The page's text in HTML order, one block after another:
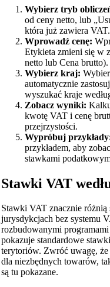
Wybierz tryb
od ceny netto, lub
która już zawiera VAT.
Wprowadź cenę:
Etykieta zmieni się w
netto lub Cena brutto).
Wybierz kraj:
automatycznie
wyszukać kraje
Zobacz wyniki:
kwotę VAT i cenę
przejrzystości.
Wypróbuj
przykładem, aby
stawkami
Stawki VAT
Stawki VAT znacznie
jurysdykcjach bez systemu
rozbudowanymi programami
pokazuje standardowe
terytoriów. Zwróć uwagę,
dla niezbędnych towarów,
są tu pokazane.